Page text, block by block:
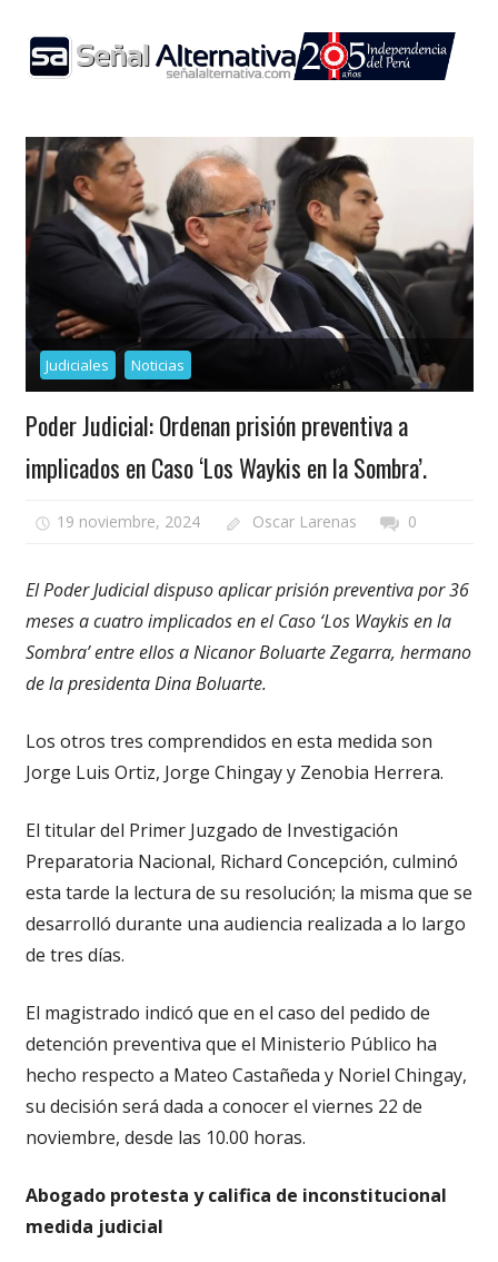
content
Judiciales Noticias
Poder Judicial: Ordenan prisión preventiva a
implicados en Caso ‘Los Waykis en la Sombra’.
19 noviembre, 2024 Oscar Larenas 0
El Poder Judicial dispuso aplicar prisión preventiva por 36
meses a cuatro implicados en el Caso ‘Los Waykis en la
Sombra’ entre ellos a Nicanor Boluarte Zegarra, hermano
de la presidenta Dina Boluarte.
Los otros tres comprendidos en esta medida son
Jorge Luis Ortiz, Jorge Chingay y Zenobia Herrera.
El titular del Primer Juzgado de Investigación
Preparatoria Nacional, Richard Concepción, culminó
esta tarde la lectura de su resolución; la misma que se
desarrolló durante una audiencia realizada a lo largo
de tres días.
El magistrado indicó que en el caso del pedido de
detención preventiva que el Ministerio Público ha
hecho respecto a Mateo Castañeda y Noriel Chingay,
su decisión será dada a conocer el viernes 22 de
noviembre, desde las 10.00 horas.
Abogado protesta y califica de inconstitucional
medida judicial